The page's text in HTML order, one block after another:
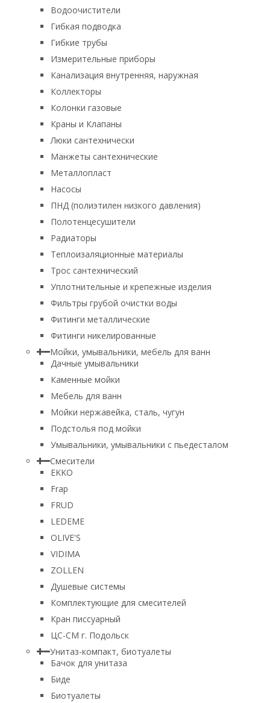
Водоочистители
Гибкая подводка
Гибкие трубы
Измерительные приборы
Канализация внутренняя, наружная
Коллекторы
Колонки газовые
Краны и Клапаны
Люки сантехнически
Манжеты сантехнические
Металлопласт
Насосы
ПНД (полиэтилен низкого давления)
Полотенцесушители
Радиаторы
Теплоизаляционные материалы
Трос сантехнический
Уплотнительные и крепежные изделия
Фильтры грубой очистки воды
Фитинги металлические
Фитинги никелированные
Мойки, умывальники, мебель для ванн
Дачные умывальники
Каменные мойки
Мебель для ванн
Мойки нержавейка, сталь, чугун
Подстолья под мойки
Умывальники, умывальники с пьедесталом
Смесители
EKKO
Frap
FRUD
LEDEME
OLIVE'S
VIDIMA
ZOLLEN
Душевые системы
Комплектующие для смесителей
Кран писсуарный
ЦС-СМ г. Подольск
Унитаз-компакт, биотуалеты
Бачок для унитаза
Биде
Биотуалеты